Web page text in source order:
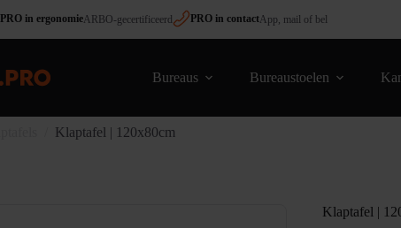
PRO in ergonomieARBO-gecertificeerd PRO in contactApp, mail of bel
Bureaus Bureaustoelen
Klaptafel | 120x80cm
Klaptafel |